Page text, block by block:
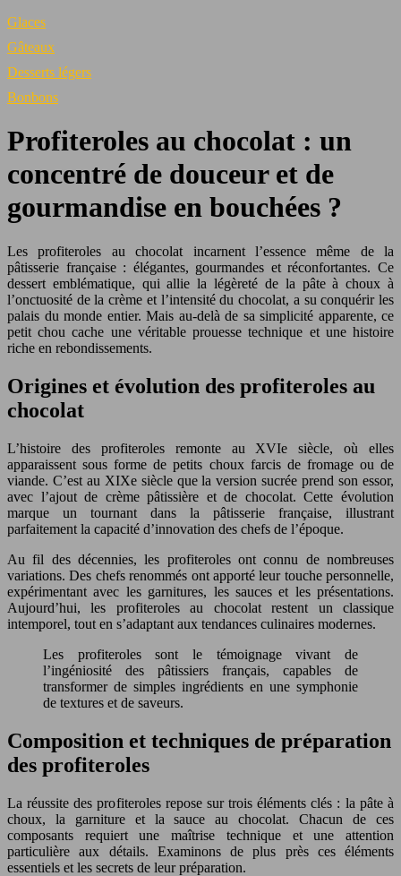
Glaces
Gâteaux
Desserts légers
Bonbons
Profiteroles au chocolat : un
concentré de douceur et de
gourmandise en bouchées ?
Les profiteroles au chocolat incarnent l’essence même de la
pâtisserie française : élégantes, gourmandes et réconfortantes. Ce
dessert emblématique, qui allie la légèreté de la pâte à choux à
l’onctuosité de la crème et l’intensité du chocolat, a su conquérir les
palais du monde entier. Mais au-delà de sa simplicité apparente, ce
petit chou cache une véritable prouesse technique et une histoire
riche en rebondissements.
Origines et évolution des profiteroles au
chocolat
L’histoire des profiteroles remonte au XVIe siècle, où elles
apparaissent sous forme de petits choux farcis de fromage ou de
viande. C’est au XIXe siècle que la version sucrée prend son essor,
avec l’ajout de crème pâtissière et de chocolat. Cette évolution
marque un tournant dans la pâtisserie française, illustrant
parfaitement la capacité d’innovation des chefs de l’époque.
Au fil des décennies, les profiteroles ont connu de nombreuses
variations. Des chefs renommés ont apporté leur touche personnelle,
expérimentant avec les garnitures, les sauces et les présentations.
Aujourd’hui, les profiteroles au chocolat restent un classique
intemporel, tout en s’adaptant aux tendances culinaires modernes.
Les profiteroles sont le témoignage vivant de
l’ingéniosité des pâtissiers français, capables de
transformer de simples ingrédients en une symphonie
de textures et de saveurs.
Composition et techniques de préparation
des profiteroles
La réussite des profiteroles repose sur trois éléments clés : la pâte à
choux, la garniture et la sauce au chocolat. Chacun de ces
composants requiert une maîtrise technique et une attention
particulière aux détails. Examinons de plus près ces éléments
essentiels et les secrets de leur préparation.